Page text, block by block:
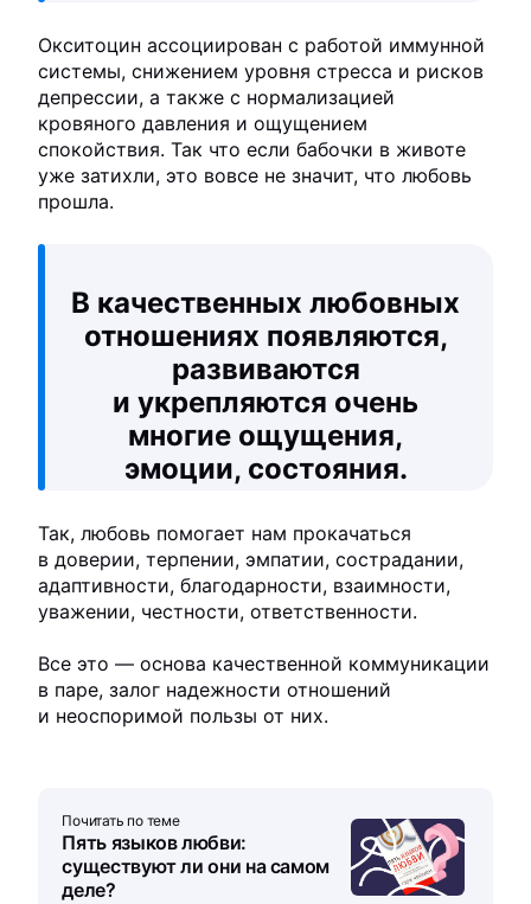
Окситоцин ассоциирован с работой иммунной
системы, снижением уровня стресса и рисков
депрессии, а также с нормализацией
кровяного давления и ощущением
спокойствия. Так что если бабочки в животе
уже затихли, это вовсе не значит, что любовь
прошла.
В качественных любовных
отношениях появляются,
развиваются
и укрепляются очень
многие ощущения,
эмоции, состояния.
Так, любовь помогает нам прокачаться
в доверии, терпении, эмпатии, сострадании,
адаптивности, благодарности, взаимности,
уважении, честности, ответственности.
Все это — основа качественной коммуникации
в паре, залог надежности отношений
и неоспоримой пользы от них.
Почитать по теме
Пять языков любви:
существуют ли они на самом
деле?